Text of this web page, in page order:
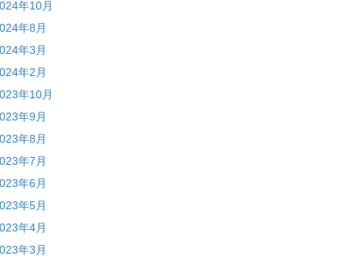
年10月
年8月
年3月
年2月
年10月
年9月
年8月
年7月
年6月
年5月
年4月
年3月